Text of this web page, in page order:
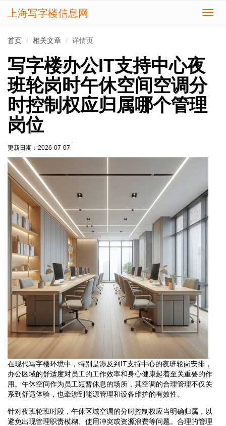
切
上海写字楼信息网
首页 相关文章 详情页
写字楼办公IT支持中心夜
班轮岗时午休空间空调分
时控制权应归属哪个管理
岗位
更新日期： 2026-07-07
在现代写字楼环境中，特别是涉及到IT支持中心的夜班轮岗安排，
办公区域的舒适度对员工的工作效率和身心健康起着至关重要的作
用。午休空间作为员工短暂休息的场所，其空调的合理管理不仅关
系到舒适体验，也牵涉到能源管理和设备维护的有效性。
针对夜班轮班时段，午休区域空调的分时控制权应当明确归属，以
避免出现管理职责模糊、使用冲突或资源浪费等问题。合理的管理